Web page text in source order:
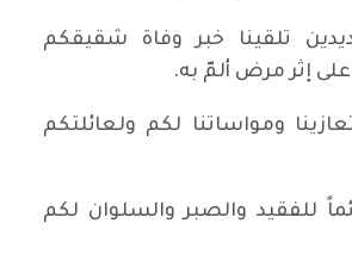
تلقينا خبر وفاة شقيقكم
إثر مرض ألمّ به.
ومواساتنا لكم ولعائلتكم
للفقيد والصبر والسلوان لكم